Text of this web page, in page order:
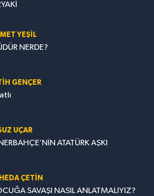
YEŞİL
NERDE?
GENÇER
UÇAR
ATATÜRK AŞKI
ÇETİN
SAVAŞI NASIL ANLATMALIYIZ?